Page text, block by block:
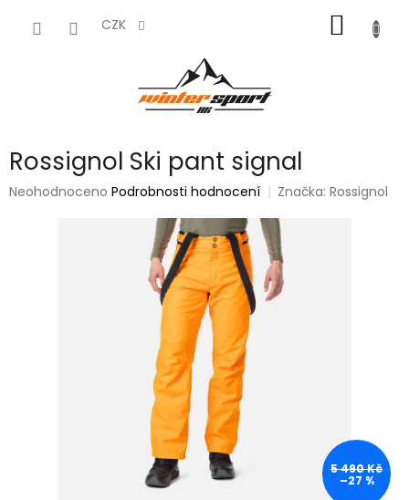
CZK
KOŠÍK
Rossignol Ski pant signal
Průměrné
Neohodnoceno Podrobnosti hodnocení Značka:Rossignol
5 490 Kč
–27 %